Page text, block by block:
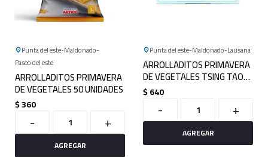
Punta del este Maldonado
Paseo del este
ARROLLADITOS PRIMAVERA
DE VEGETALES 50 UNIDADES
$360
- +
Punta del este Maldonado Lausana
ARROLLADITOS PRIMAVERA
DE VEGETALES TSING TAO
60 UNIDADES
$640
- +